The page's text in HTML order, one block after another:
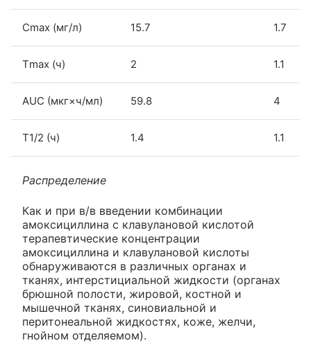
Cmax (мг/л) 15.7 1.7
Тmax (ч) 2 1.1
AUC (мкг×ч/мл) 59.8 4
T1/2 (ч) 1.4 1.1
Распределение
Как и при в/в введении комбинации
амоксициллина с клавулановой кислотой
терапевтические концентрации
амоксициллина и клавулановой кислоты
обнаруживаются в различных органах и
тканях, интерстициальной жидкости (органах
брюшной полости, жировой, костной и
мышечной тканях, синовиальной и
перитонеальной жидкостях, коже, желчи,
гнойном отделяемом).